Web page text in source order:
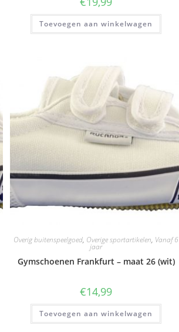
Toevoegen aan winkelwagen
Overig buitenspeelgoed, Overige sportartikelen, Vanaf 6
jaar
Gymschoenen Frankfurt – maat 26 (wit)
€14,99
Toevoegen aan winkelwagen